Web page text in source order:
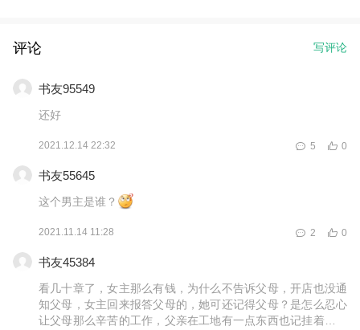
评论 写评论
书友95549
还好
2021.12.14 22:32 0
5
书友55645
这个男主是谁？
2021.11.14 11:28 0
2
书友45384
看几十章了，女主那么有钱，为什么不告诉父母，开店也没通
知父母，女主回来报答父母的，她可还记得父母？是怎么忍心
让父母那么辛苦的工作，父亲在工地有一点东西也记挂着她，